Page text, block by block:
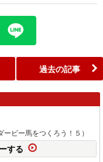
過去の記事
ビー馬をつくろう！５）
する